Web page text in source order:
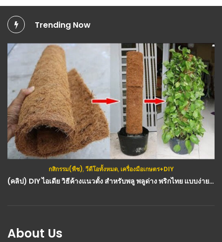
Trending Now
กสิกรรม(พืช),วีดีโอทั้งหมด, เครื่องมือเกษตร+DIY
(คลิป) DIY ไอเดีย วิธีค้างแนวตั้ง สำหรับพลู พลูด่าง พริกไทย แบบง่ายๆ : วีดีโอ เกษตร
About Us